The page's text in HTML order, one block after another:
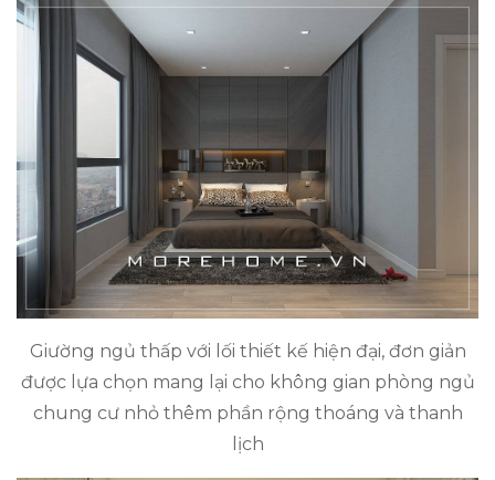
Giường ngủ thấp với lối thiết kế hiện đại, đơn giản
được lựa chọn mang lại cho không gian phòng ngủ
chung cư nhỏ thêm phần rộng thoáng và thanh
lịch